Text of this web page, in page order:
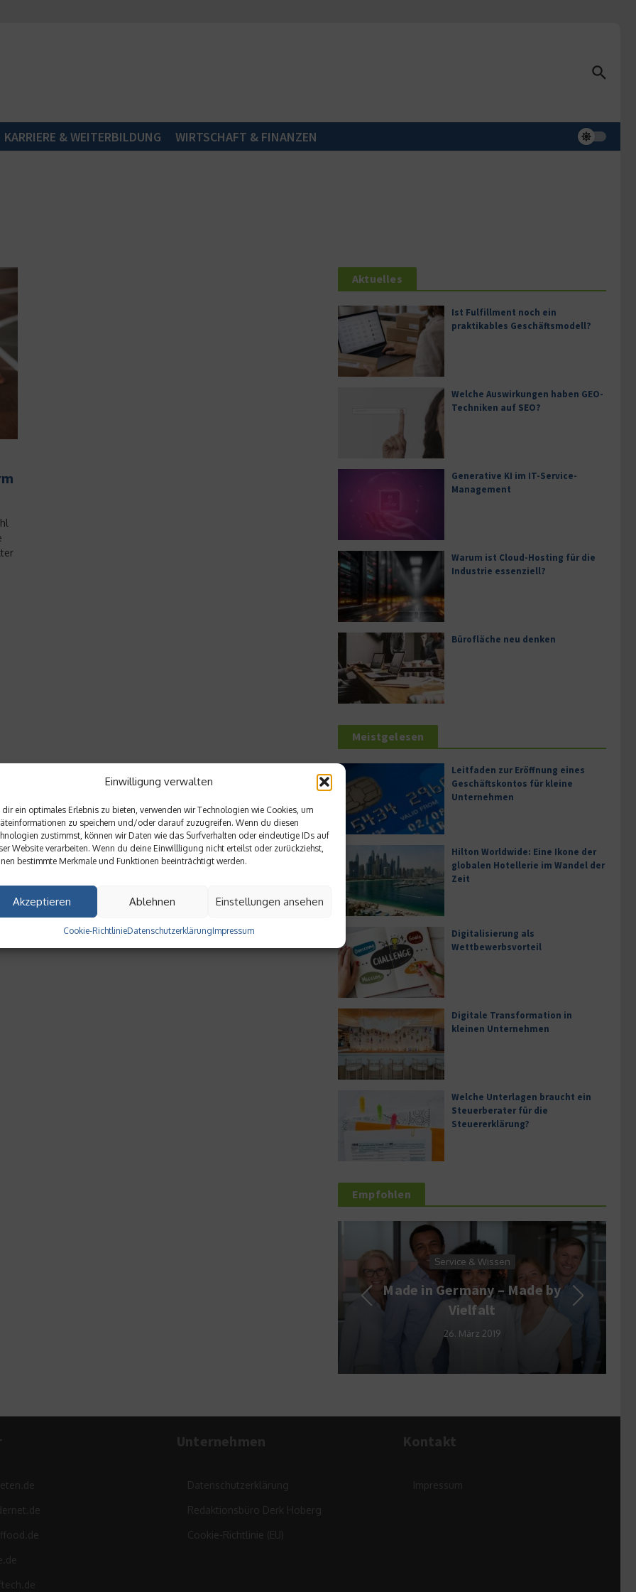
Einwilligung verwalten
dir ein optimales Erlebnis zu bieten, verwenden wir Technologien wie Cookies, um
zu speichern und/oder darauf zuzugreifen. Wenn du diesen
zustimmst, können wir Daten wie das Surfverhalten oder eindeutige IDs auf
Website verarbeiten. Wenn du deine Einwillligung nicht erteilst oder zurückziehst,
bestimmte Merkmale und Funktionen beeinträchtigt werden.
Akzeptieren Ablehnen Einstellungen ansehen
Cookie-RichtlinieDatenschutzerklärungImpressum
KARRIERE & WEITERBILDUNG WIRTSCHAFT & FINANZEN
Aktuelles
Ist Fulfillment noch ein
praktikables Geschäftsmodell?
Welche Auswirkungen haben GEO-
Techniken auf SEO?
Generative KI im IT-Service-
Management
Warum ist Cloud-Hosting für die
Industrie essenziell?
Bürofläche neu denken
Meistgelesen
Leitfaden zur Eröffnung eines
Geschäftskontos für kleine
Unternehmen
Hilton Worldwide: Eine Ikone der
globalen Hotellerie im Wandel der
Zeit
Digitalisierung als
Wettbewerbsvorteil
Digitale Transformation in
kleinen Unternehmen
Welche Unterlagen braucht ein
Steuerberater für die
Steuererklärung?
Empfohlen
Service & Wissen
Made in Germany – Made by
Vielfalt
Multitasking
Unternehmen
Datenschutzerklärung
Redaktionsbüro Derk Hoberg
Cookie-Richtlinie (EU)
Kontakt
Impressum